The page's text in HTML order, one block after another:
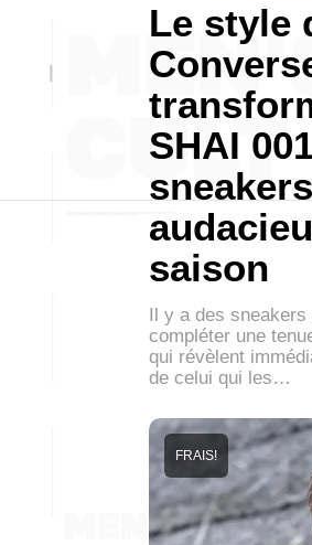
Le style
SHAI
saison
Il y a des
compléter une
qui révèlent
de celui qui les…
FRAIS!